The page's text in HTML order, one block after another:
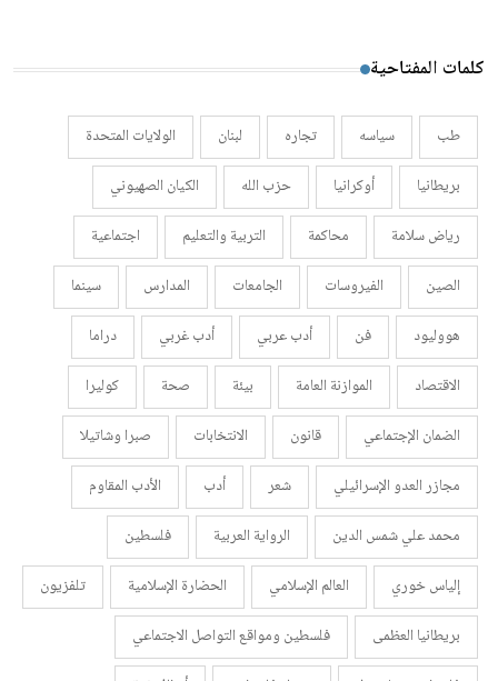
كلمات المفتاحية
طب سياسه تجاره لبنان
الولايات المتحدة
بريطانيا
أوكرانيا حزب الله
الكيان الصهيوني
رياض سلامة
محاكمة التربية والتعليم
اجتماعية
الصين
الفيروسات الجامعات المدارس
سينما
هووليود
فن أدب عربي أدب غربي
دراما
الاقتصاد
الموازنة العامة بيئة صحة
كوليرا
الضمان الإجتماعي
قانون الانتخابات
صبرا وشاتيلا
مجازر العدو الإسرائيلي
شعر أدب
الأدب المقاوم
محمد علي شمس الدين
الرواية العربية
فلسطين
إلياس خوري
العالم الإسلامي الحضارة الإسلامية
تلفزيون
بريطانيا العظمى
فلسطين ومواقع التواصل الاجتماعي